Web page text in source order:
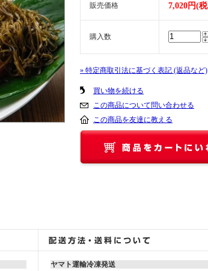
販売価格 7,020円(
購入数
» 特定商取引法に基づく表記 (返品など)
買い物を続ける
この商品について問い合わせる
この商品を友達に教える
ヤマト運輸冷凍発送